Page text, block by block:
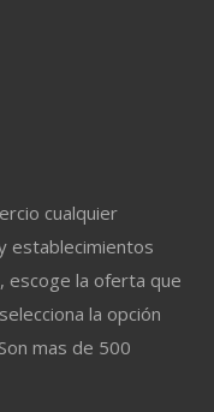
cualquier
establecimientos
escoge la oferta que
la opción
mas de 500